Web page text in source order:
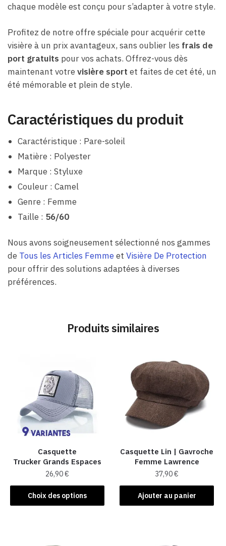
chaque modèle est conçu pour s’adapter à votre style.
Profitez de notre offre spéciale pour acquérir cette
visière à un prix avantageux, sans oublier les frais de
port gratuits pour vos achats. Offrez-vous dès
maintenant votrevisière sport et faites de cet été, un
été mémorable et plein de style.
Caractéristiques du produit
Caractéristique : Pare-soleil
Matière : Polyester
Marque : Styluxe
Couleur : Camel
Genre : Femme
Taille : 56/60
Nous avons soigneusement sélectionné nos gammes
de Tous les Articles Femmeet Visière De Protection
pour offrir des solutions adaptées à diverses
préférences.
Produits similaires
Casquette
Trucker Grands Espaces
26,90€
Choix des options
Ce
produit
Casquette Lin | Gavroche
Femme Lawrence
37,90€
Ajouter au panier